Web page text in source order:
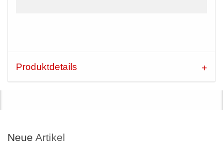
Produktdetails
Neue Artikel